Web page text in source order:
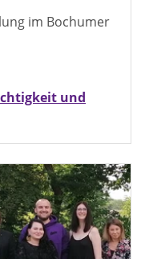
im Bochumer
und